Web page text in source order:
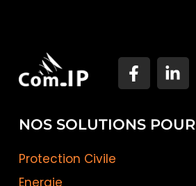
NOS SOLUTIONS POUR
Protection Civile
Energie